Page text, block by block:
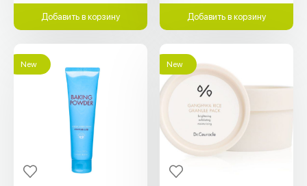
Добавить в корзину Добавить в корзину
New New